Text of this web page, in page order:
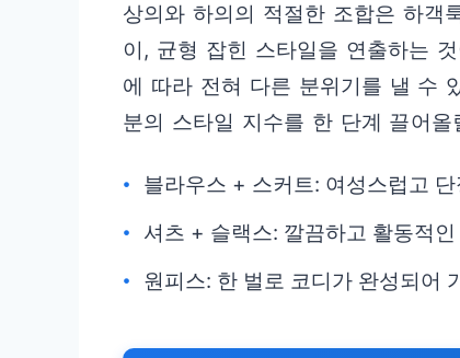
상의와 하의의 적절한 조합은 하객
이, 균형 잡힌 스타일을 연출하는
에 따라 전혀 다른 분위기를 낼 수
분의 스타일 지수를 한 단계 끌어올
블라우스 + 스커트: 여성스럽고
셔츠 + 슬랙스: 깔끔하고 활동적
원피스: 한 벌로 코디가 완성되어